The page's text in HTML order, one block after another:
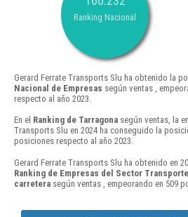
Ranking Nacional
Gerard Ferrate Transports Slu ha obtenido la
Nacional de Empresas según ventas ,
respecto al año 2023.
En el Ranking de Tarragona según ventas, la
Transports Slu en 2024 ha conseguido la
posiciones respecto al año 2023.
Gerard Ferrate Transports Slu ha obtenido en
Ranking de Empresas del Sector
carretera según ventas , empeorando en 509